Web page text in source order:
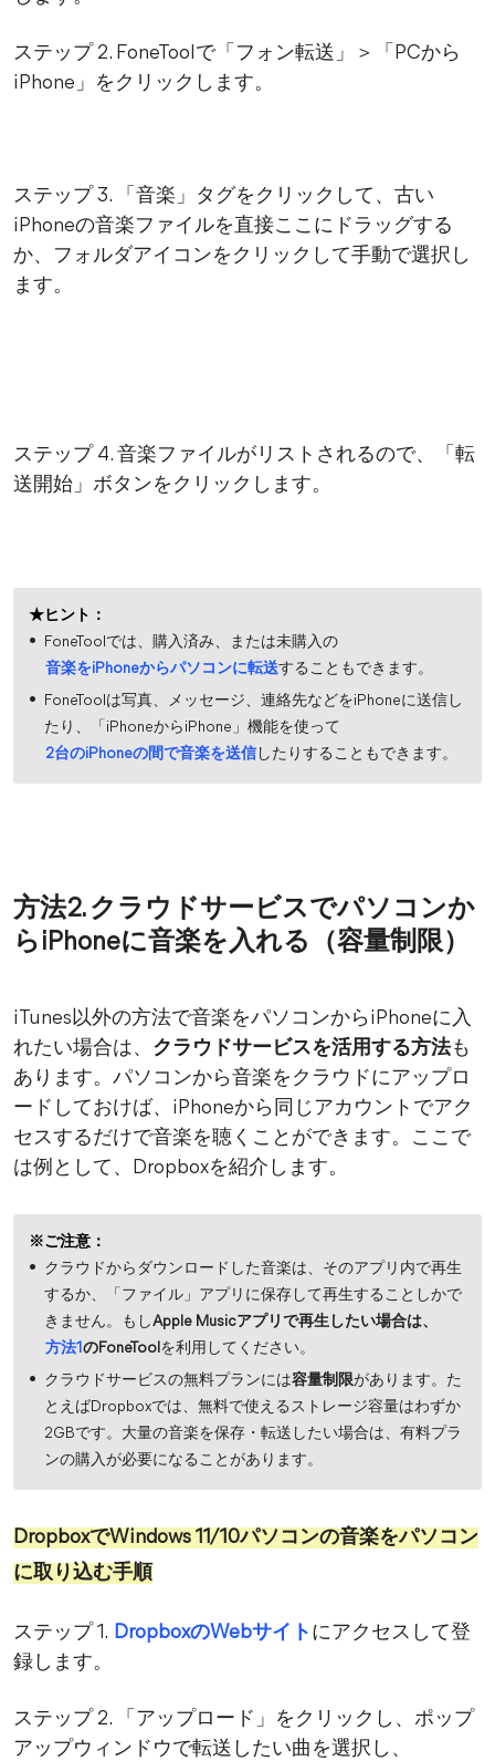
ステップ 2. FoneToolで「フォン転送」＞「PCから
iPhone」をクリックします。
ステップ 3. 「音楽」タグをクリックして、古い
iPhoneの音楽ファイルを直接ここにドラッグする
か、フォルダアイコンをクリックして手動で選択し
ます。
ステップ 4. 音楽ファイルがリストされるので、「転
送開始」ボタンをクリックします。
★ヒント：
FoneToolでは、購入済み、または未購入の
音楽をiPhoneからパソコンに転送することもできます。
FoneToolは写真、メッセージ、連絡先などをiPhoneに送信し
たり、「iPhoneからiPhone」機能を使って
2台のiPhoneの間で音楽を送信 したりすることもできます。
方法2. クラウドサービスでパソコンか
らiPhoneに音楽を入れる（容量制限）
iTunes以外の方法で音楽をパソコンからiPhoneに入
れたい場合は、 クラウドサービスを活用する方法も
あります。パソコンから音楽をクラウドにアップロ
ードしておけば、iPhoneから同じアカウントでアク
セスするだけで音楽を聴くことができます。ここで
は例として、Dropboxを紹介します。
※ご注意：
クラウドからダウンロードした音楽は、そのアプリ内で再生
するか、「ファイル」アプリに保存して再生することしかで
きません。もしApple Musicアプリで再生したい場合は、
方法1のFoneToolを利用してください。
クラウドサービスの無料プランには容量制限があります。た
とえばDropboxでは、無料で使えるストレージ容量はわずか
2GBです。大量の音楽を保存・転送したい場合は、有料プラ
ンの購入が必要になることがあります。
DropboxでWindows 11/10パソコンの音楽をパソコン
に取り込む手順
ステップ 1. DropboxのWebサイト にアクセスして登
録します。
ステップ 2. 「アップロード」をクリックし、ポップ
アップウィンドウで転送したい曲を選択し、